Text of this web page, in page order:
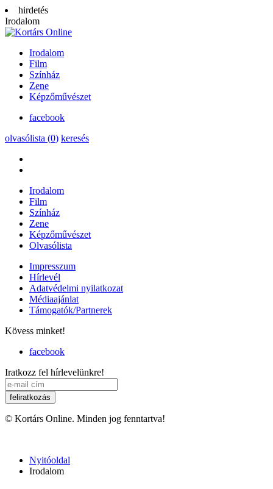
hirdetés
Irodalom
Irodalom
Film
Színház
Zene
Képzőművészet
facebook
olvasólista (0) keresés
Irodalom
Film
Színház
Zene
Képzőművészet
Olvasólista
Impresszum
Hírlevél
Adatvédelmi nyilatkozat
Médiaajánlat
Támogatók/Partnerek
Kövess minket!
facebook
Iratkozz fel hírlevelünkre!
© Kortárs Online. Minden jog fenntartva!
Nyitóoldal
Irodalom